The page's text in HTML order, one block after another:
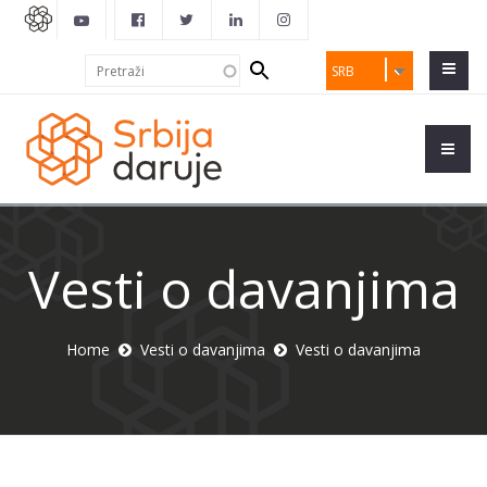
SRB
Search
form
Vesti o davanjima
Home Vesti o davanjima Vesti o davanjima